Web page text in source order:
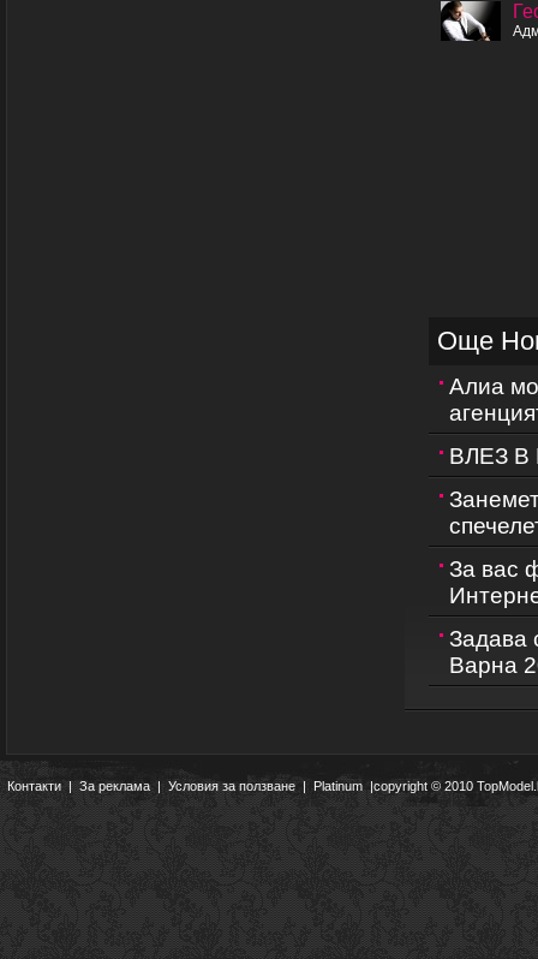
Още
Алиа
ВЛЕЗ
За вас
Задава
Варна
Контакти|За реклама | Условия за ползване | Platinum |copyright © 2010